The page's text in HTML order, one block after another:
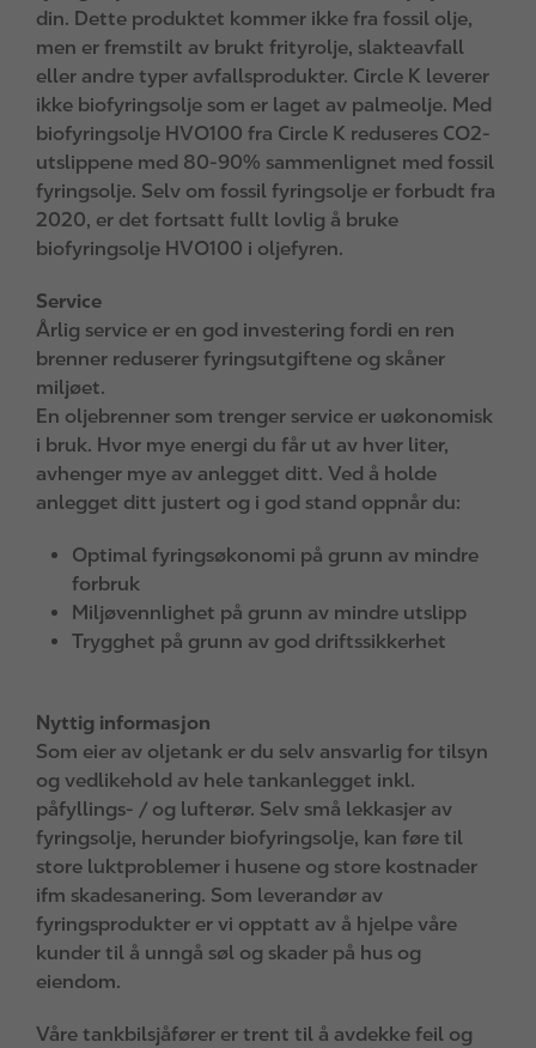
din. Dette produktet kommer ikke fra fossil olje,
men er fremstilt av brukt frityrolje, slakteavfall
eller andre typer avfallsprodukter. Circle K leverer
ikke biofyringsolje som er laget av palmeolje. Med
biofyringsolje HVO100 fra Circle K reduseres CO2-
utslippene med 80-90% sammenlignet med fossil
fyringsolje. Selv om fossil fyringsolje er forbudt fra
2020, er det fortsatt fullt lovlig å bruke
biofyringsolje HVO100 i oljefyren.
Service
Årlig service er en god investering fordi en ren
brenner reduserer fyringsutgiftene og skåner
miljøet.
En oljebrenner som trenger service er uøkonomisk
i bruk. Hvor mye energi du får ut av hver liter,
avhenger mye av anlegget ditt. Ved å holde
anlegget ditt justert og i god stand oppnår du:
Optimal fyringsøkonomi på grunn av mindre
forbruk
Miljøvennlighet på grunn av mindre utslipp
Trygghet på grunn av god driftssikkerhet
Nyttig informasjon
Som eier av oljetank er du selv ansvarlig for tilsyn
og vedlikehold av hele tankanlegget inkl.
påfyllings- / og lufterør. Selv små lekkasjer av
fyringsolje, herunder biofyringsolje, kan føre til
store luktproblemer i husene og store kostnader
ifm skadesanering. Som leverandør av
fyringsprodukter er vi opptatt av å hjelpe våre
kunder til å unngå søl og skader på hus og
eiendom.
Våre tankbilsjåfører er trent til å avdekke feil og